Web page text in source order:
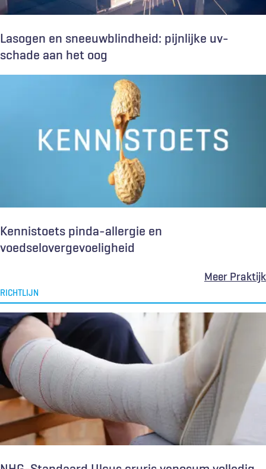
Lasogen en sneeuwblindheid: pijnlijke uv-
schade aan het oog
Kennistoets pinda-allergie en
voedselovergevoeligheid
Meer Praktijk
RICHTLIJN